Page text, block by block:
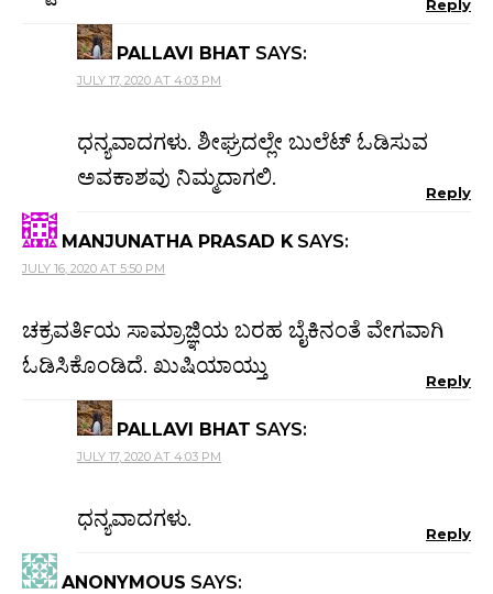
Reply
PALLAVI BHAT SAYS:
JULY 17, 2020 AT 4:03 PM
ಧನ್ಯವಾದಗಳು. ಶೀಘ್ರದಲ್ಲೇ ಬುಲೆಟ್ ಓಡಿಸುವ
ಅವಕಾಶವು ನಿಮ್ಮದಾಗಲಿ.
Reply
MANJUNATHA PRASAD K SAYS:
JULY 16, 2020 AT 5:50 PM
ಚಕ್ರವರ್ತಿಯ ಸಾಮ್ರಾಜ್ಞಿಯ ಬರಹ ಬೈಕಿನಂತೆ ವೇಗವಾಗಿ
ಓಡಿಸಿಕೊಂಡಿದೆ. ಖುಷಿಯಾಯ್ತು
Reply
PALLAVI BHAT SAYS:
JULY 17, 2020 AT 4:03 PM
ಧನ್ಯವಾದಗಳು.
Reply
ANONYMOUS SAYS: